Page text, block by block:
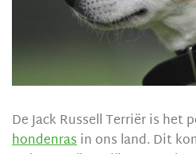
De Jack Russell Terriër is het
hondenrasin ons land. Dit